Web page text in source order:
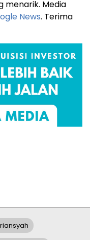
menarik. Media
News. Terima